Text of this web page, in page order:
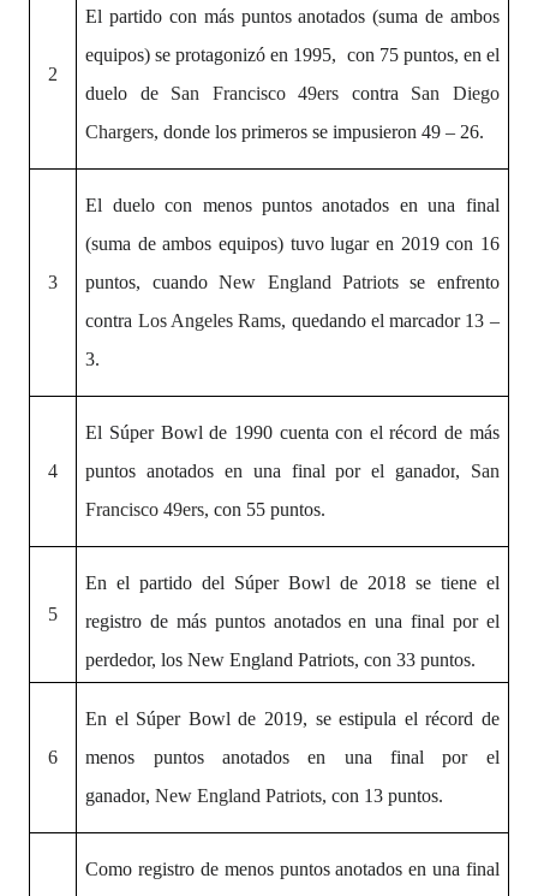
2
El partido con más puntos anotados (suma de ambos
equipos) se protagonizó en 1995, con 75 puntos, en el
duelo de San Francisco 49ers contra San Diego
Chargers, donde los primeros se impusieron 49 – 26.
3
El duelo con menos puntos anotados en una final
(suma de ambos equipos) tuvo lugar en 2019 con 16
puntos, cuandoNew England Patriotsse enfrento
contra Los Angeles Rams, quedando el marcador 13 –
3.
4
El Súper Bowl de 1990 cuenta con el récord de más
puntos anotados en una final por el ganador, San
Francisco 49ers, con 55 puntos.
5
En el partido del Súper Bowl de 2018 se tiene el
registro de más puntos anotados en una final por el
perdedor, los New England Patriots, con 33 puntos.
6
En el Súper Bowl de 2019, se estipula el récord de
menos puntos anotados en una final por el
ganador,New England Patriots, con 13 puntos.
Como registro de menos puntos anotados en una final